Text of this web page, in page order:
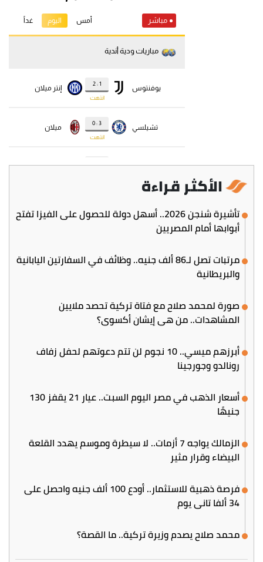
الأكثر قراءة
تأشيرة شنجن 2026.. أسهل دولة للحصول على الفيزا تفتح
أبوابها أمام المصريين
مرتبات تصل لـ86 ألف جنيه.. وظائف في السفارتين اليابانية
والبريطانية
صورة لمحمد صلاح مع فتاة تركية تحصد ملايين
المشاهدات.. من هي إيشان أكسوي؟
أبرزهم ميسي.. 10 نجوم لن تتم دعوتهم لحفل زفاف
رونالدو وجورجينا
أسعار الذهب في مصر اليوم السبت.. عيار 21 يقفز 130
جنيهًا
الزمالك يواجه 7 أزمات.. لا سيطرة وموسم يهدد القلعة
البيضاء وقرار مثير
فرصة ذهبية للاستثمار.. أودع 100 ألف جنيه واحصل على
34 ألفا تاني يوم
محمد صلاح يصدم وزيرة تركية.. ما القصة؟